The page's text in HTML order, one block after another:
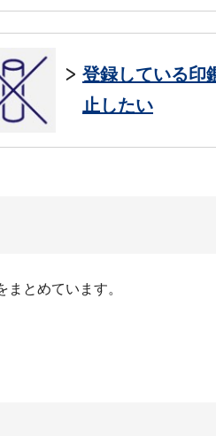
登録している印
止したい
とめています。